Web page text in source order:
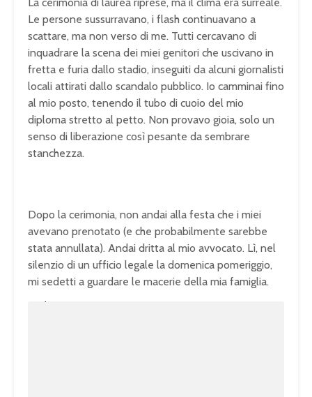
Le persone sussurravano, i flash continuavano a
scattare, ma non verso di me. Tutti cercavano di
inquadrare la scena dei miei genitori che uscivano in
fretta e furia dallo stadio, inseguiti da alcuni giornalisti
locali attirati dallo scandalo pubblico. Io camminai fino
al mio posto, tenendo il tubo di cuoio del mio
diploma stretto al petto. Non provavo gioia, solo un
senso di liberazione così pesante da sembrare
stanchezza.
Dopo la cerimonia, non andai alla festa che i miei
avevano prenotato (e che probabilmente sarebbe
stata annullata). Andai dritta al mio avvocato. Lì, nel
silenzio di un ufficio legale la domenica pomeriggio,
mi sedetti a guardare le macerie della mia famiglia.